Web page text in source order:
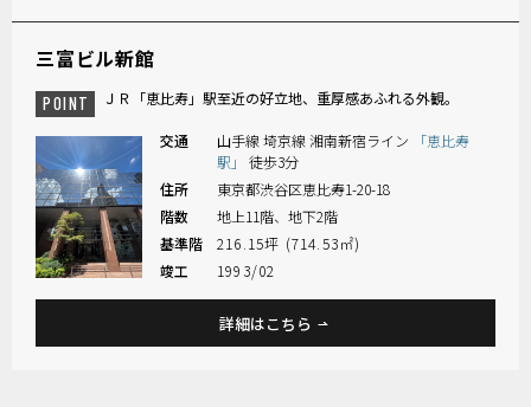
三富ビル新館
POINT ＪＲ「恵比寿」駅至近の好立地、重厚感あふれる外観。
詳細はこちら
交通 山手線 埼京線 湘南新宿ライン
「恵比寿
駅」 徒歩3分
住所
東京都渋谷区恵比寿1-20-18
階数
地上11階、地下2階
基準階
216.15坪 (714.53㎡)
竣工
1993/02